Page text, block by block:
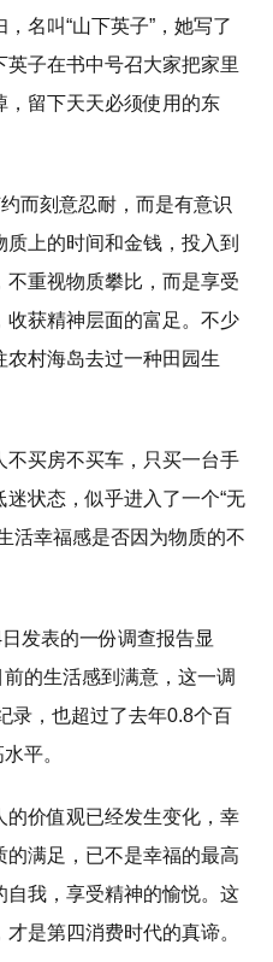
名叫“山下英子”，她写了
子在书中号召大家把家里
，留下天天必须使用的东
而刻意忍耐，而是有意识
上的时间和金钱，投入到
重视物质攀比，而是享受
获精神层面的富足。不少
村海岛去过一种田园生
买房不买车，只买一台手
状态，似乎进入了一个“无
活幸福感是否因为物质的不
发表的一份调查报告显
的生活感到满意，这一调
录，也超过了去年0.8个百
平。
价值观已经发生变化，幸
满足，已不是幸福的最高
我，享受精神的愉悦。这
是第四消费时代的真谛。